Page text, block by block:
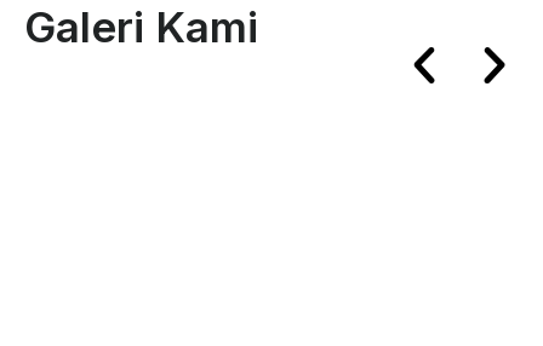
Galeri Kami